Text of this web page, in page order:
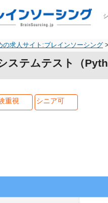
の求人サイト:ブレインソーシング >
ステムテスト（
重視 シニア可